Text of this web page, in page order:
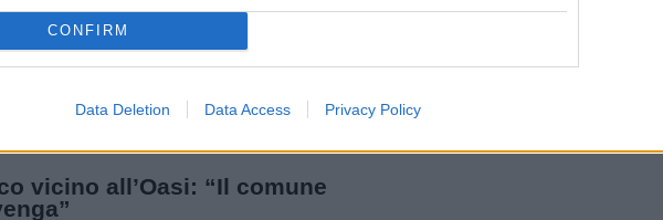
CONFIRM
Data Deletion Data Access Privacy Policy
domenica 15 settembre con ritrovo alle ore 9.00
vicino all’Oasi: “Il comune